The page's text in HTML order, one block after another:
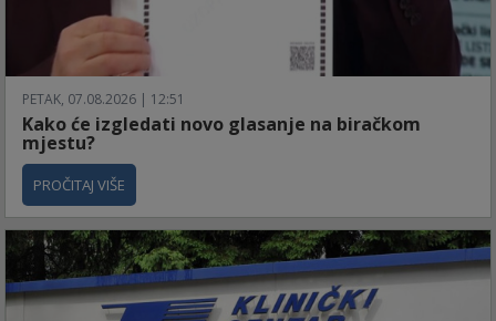
PETAK, 07.08.2026 | 12:51
Kako će izgledati novo glasanje na biračkom
mjestu?
PROČITAJ VIŠE